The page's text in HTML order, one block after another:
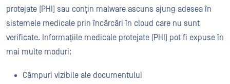
protejate (PHI) sau conțin malware ascuns ajung adesea în
sistemele medicale prin încărcări în cloud care nu sunt
verificate. Informațiile medicale protejate (PHI) pot fi expuse în
mai multe moduri:
Câmpuri vizibile ale documentului